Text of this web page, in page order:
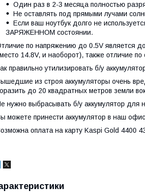
Один раз в 2-3 месяца полностью
Не оставлять под прямыми лучами
Если ваш ноутбук долго не
ЗАРЯЖЕННОМ состоянии.
по напряжению до 0.5V является
14.8V, и наоборот), также отличие
правильно утилизировать б/у
из строя аккумуляторы очень
до 20 квадратных метров земли
нужно выбрасывать б/у аккумулятор для
можете принести аккумулятор в наш
оплата на карту Kaspi Gold 4400